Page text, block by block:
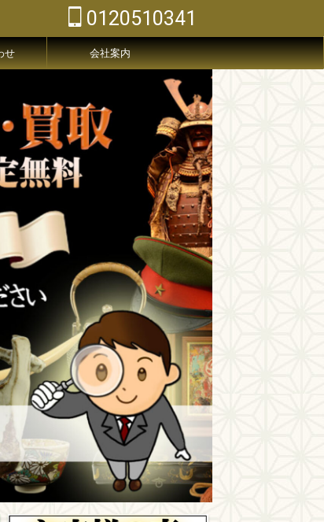
0120510341
せ 会社案内